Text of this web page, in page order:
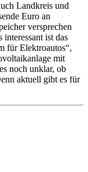
Landkreis und
Euro an
versprechen
ist das
für Elektroautos“,
mit
noch unklar, ob
aktuell gibt es für